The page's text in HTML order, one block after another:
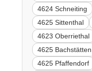
4624 Schneiting
4625 Sittenthal
4623 Oberriethal
4625 Bachstätten
4625 Pfaffendorf